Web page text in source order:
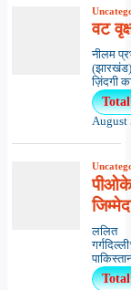
वट
नीलम
ज़िंदगी
August
पीओके
ललित